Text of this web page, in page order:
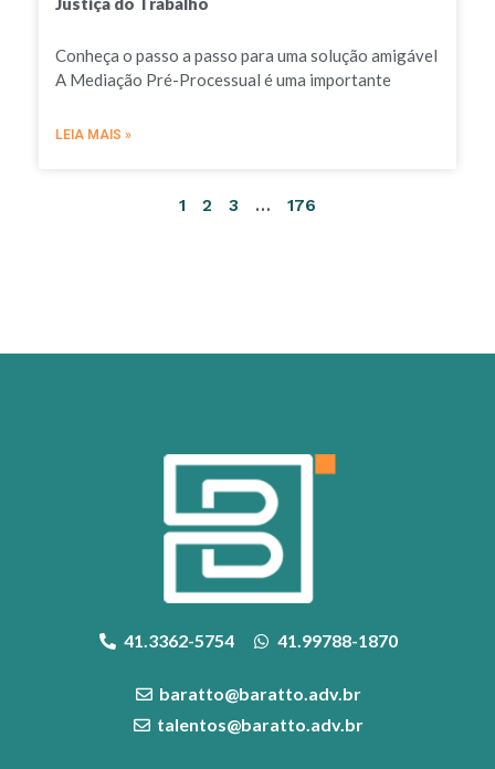
Conheça o passo a passo para uma solução amigável
A Mediação Pré-Processual é uma importante
LEIA MAIS »
1 2 3 … 176
41.3362-5754 41.99788-1870
baratto@baratto.adv.br
talentos@baratto.adv.br